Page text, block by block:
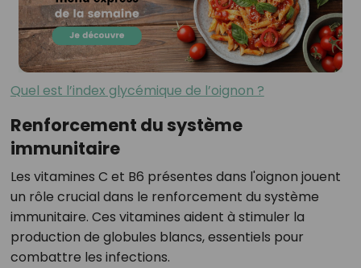
Quel est l’index glycémique de l’oignon ?
Renforcement du système
immunitaire
Les vitamines C et B6 présentes dans l'oignon jouent
un rôle crucial dans le renforcement du système
immunitaire. Ces vitamines aident à stimuler la
production de globules blancs, essentiels pour
combattre les infections.